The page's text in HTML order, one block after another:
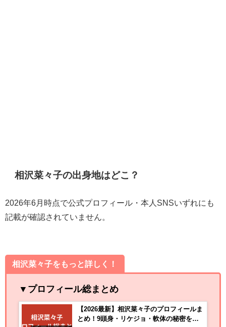
相沢菜々子の出身地はどこ？
2026年6月時点で公式プロフィール・本人SNSいずれにも
記載が確認されていません。
相沢菜々子をもっと詳しく！
▼プロフィール総まとめ
【2026最新】相沢菜々子のプロフィールま
とめ！9頭身・リケジョ・軟体の秘密を解